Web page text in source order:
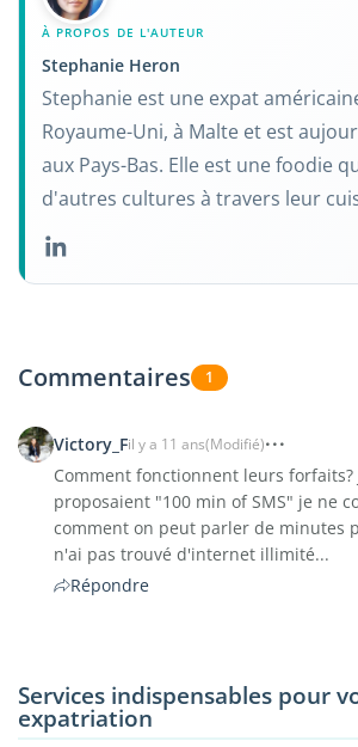
À PROPOS DE L'AUTEUR
Stephanie Heron
Stephanie est une expat
Royaume-Uni, à Malte et est
aux Pays-Bas. Elle est une foodie
d'autres cultures à travers leur
Commentaires 1
Victory_Fil y a 11 ans(Modifié)
Comment fonctionnent leurs forfaits?
proposaient "100 min of SMS" je ne
comment on peut parler de minutes
n'ai pas trouvé d'internet illimité...
Répondre
Services indispensables pour
expatriation